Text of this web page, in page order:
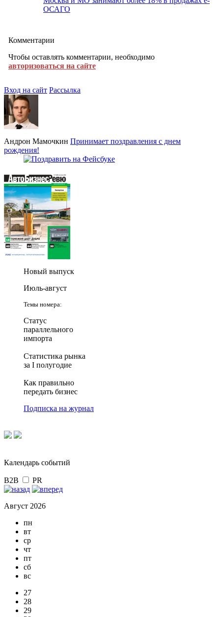
ОСАГО
Комментарии
Чтобы оставлять комментарии, необходимо
авторизоваться на сайте
Вход на сайт Рассылка
Андрон Мамочкин Принимает поздравления с днем
рождения!
Новый выпуск
Июль-август
Темы номера:
Статус
параллельного
импорта
Статистика рынка
за I полугодие
Как правильно
передать бизнес
Подписка на журнал
Календарь событий
B2B PR
Август 2026
пн
вт
ср
чт
пт
сб
вс
27
28
29